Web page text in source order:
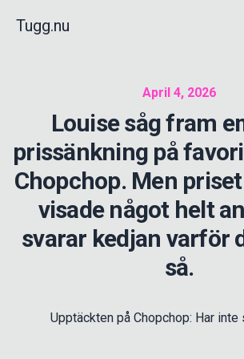
Tugg.nu
April 4, 2026
Louise såg fram
prissänkning på
Chopchop. Men
visade något helt
svarar kedjan varför
så.
Upptäckten på Chopchop: Har